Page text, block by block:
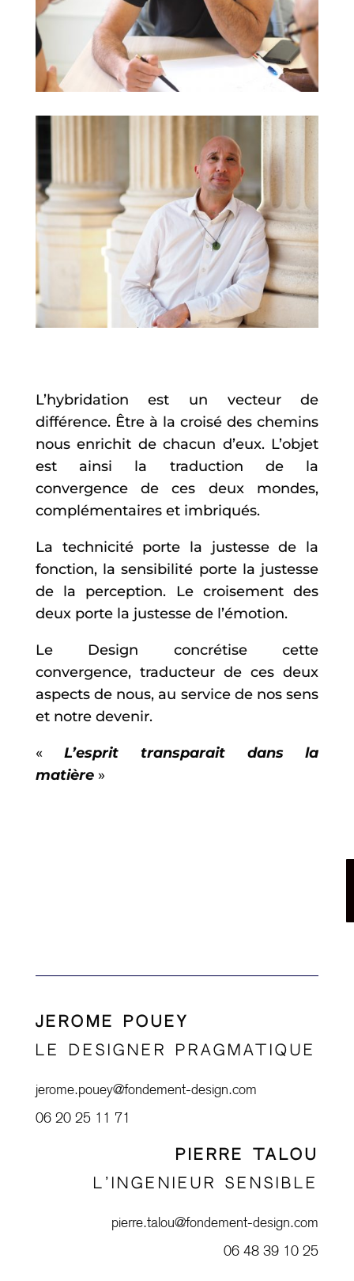
L’hybridation est un vecteur de
différence. Être à la croisé des chemins
nous enrichit de chacun d’eux. L’objet
est ainsi la traduction de la
convergence de ces deux mondes,
complémentaires et imbriqués.
La technicité porte la justesse de la
fonction, la sensibilité porte la justesse
de la perception. Le croisement des
deux porte la justesse de l’émotion.
Le Design concrétise cette
convergence, traducteur de ces deux
aspects de nous, au service de nos sens
et notre devenir.
«L’esprit transparait dans la
matière»
JEROME POUEY
LE DESIGNER PRAGMATIQUE
jerome.pouey@fondement-design.com
06 20 25 11 71
PIERRE TALOU
L’INGENIEUR SENSIBLE
pierre.talou@fondement-design.com
06 48 39 10 25